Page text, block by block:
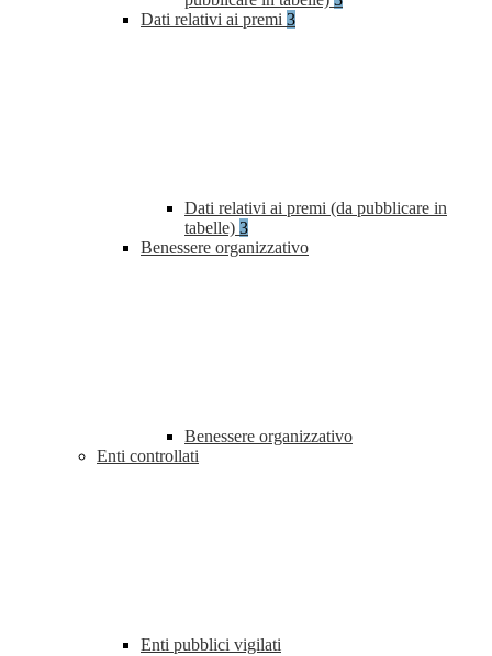
Dati relativi ai premi 3
Dati relativi ai premi (da pubblicare in
tabelle) 3
Benessere organizzativo
Benessere organizzativo
Enti controllati
Enti pubblici vigilati